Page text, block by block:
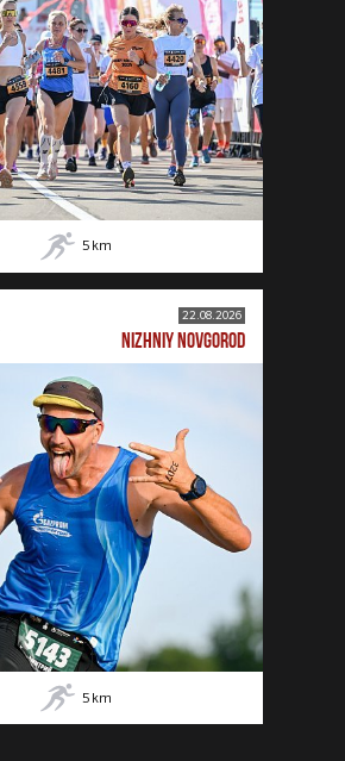
5 km
22.08.2026
NIZHNIY NOVGOROD
5 km